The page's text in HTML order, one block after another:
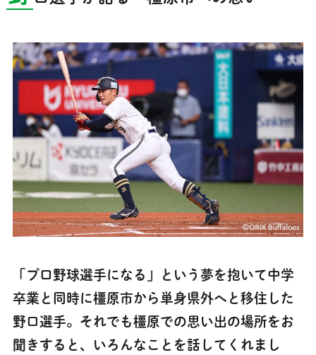
「プロ野球選手になる」という夢を抱いて中学
卒業と同時に橿原市から単身県外へと移住した
野口選手。それでも橿原での思い出の場所をお
聞きすると、いろんなことを話してくれまし